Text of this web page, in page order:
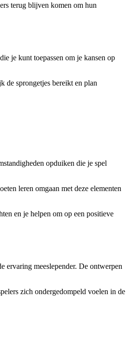
terug blijven komen om hun
je kunt toepassen om je kansen op
de sprongetjes bereikt en plan
opduiken die je spel
leren omgaan met deze elementen
en je helpen om op een positieve
ervaring meeslepender. De ontwerpen
zich ondergedompeld voelen in de